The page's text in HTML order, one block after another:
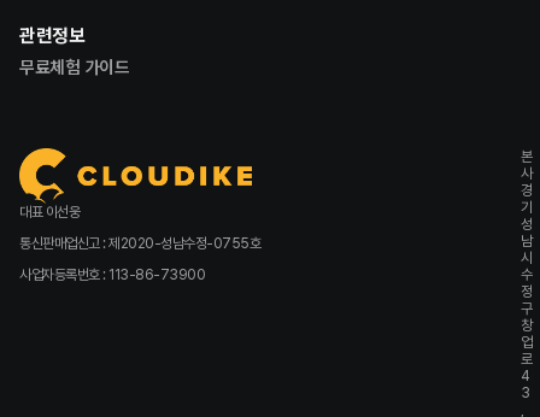
관련정보
무료체험 가이드
대표 이선웅
통신판매업신고 : 제2020-성남수정-0755호
사업자등록번호 : 113-86-73900
본
사
경
기
성
남
시
수
정
구
창
업
로
4
3